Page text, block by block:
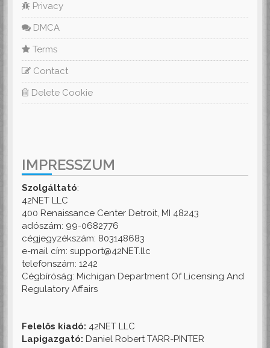
Privacy
DMCA
Terms
Contact
Delete Cookie
IMPRESSZUM
Szolgáltató:
42NET LLC
400 Renaissance Center Detroit, MI 48243
adószám: 99-0682776
cégjegyzékszám: 803148683
e-mail cím: support@42NET.llc
telefonszám: 1242
Cégbíróság: Michigan Department Of Licensing And
Regulatory Affairs
Felelős kiadó: 42NET LLC
Lapigazgató: Daniel Robert TARR-PINTER